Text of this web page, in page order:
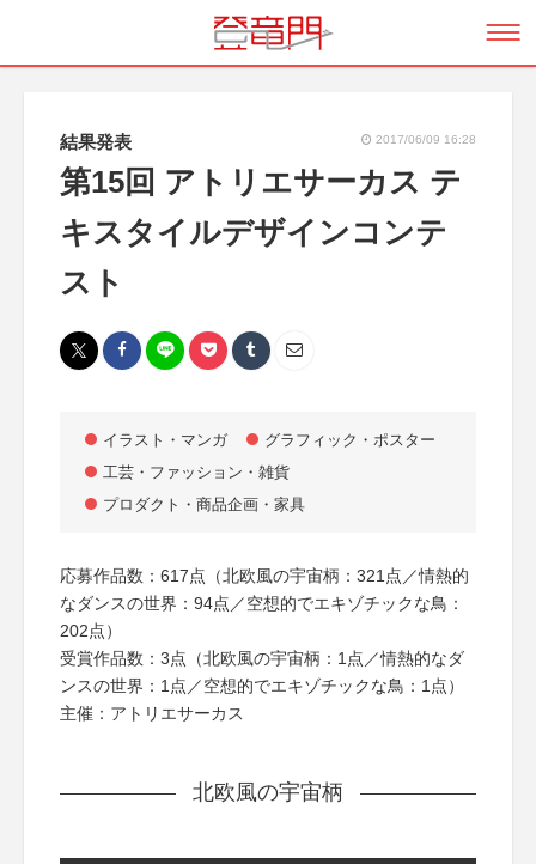
結果発表 2017/06/09 16:28
第15回 アトリエサーカス テ
キスタイルデザインコンテ
スト
イラスト・マンガ
グラフィック・ポスター
工芸・ファッション・雑貨
プロダクト・商品企画・家具
応募作品数：617点（北欧風の宇宙柄：321点／情熱的
なダンスの世界：94点／空想的でエキゾチックな鳥：
202点）
受賞作品数：3点（北欧風の宇宙柄：1点／情熱的なダ
ンスの世界：1点／空想的でエキゾチックな鳥：1点）
主催：アトリエサーカス
北欧風の宇宙柄